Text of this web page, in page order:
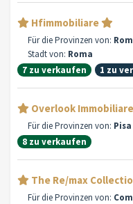
Hfimmobiliare
Für die Provinzen von:
Stadt von: Roma
7 zu verkaufen
1 zu
Overlook Immobiliare
Für die Provinzen von: Pisa
8 zu verkaufen
The Re/max
Für die Provinzen von: